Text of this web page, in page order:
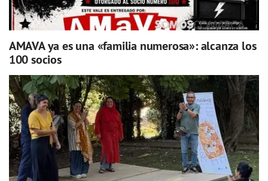
AMAVA ya es una «familia numerosa»: alcanza los
100 socios